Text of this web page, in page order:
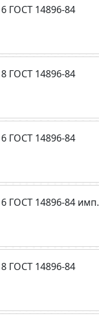
ГОСТ 14896-84
ГОСТ 14896-84
ГОСТ 14896-84
ГОСТ 14896-84 имп.
ГОСТ 14896-84